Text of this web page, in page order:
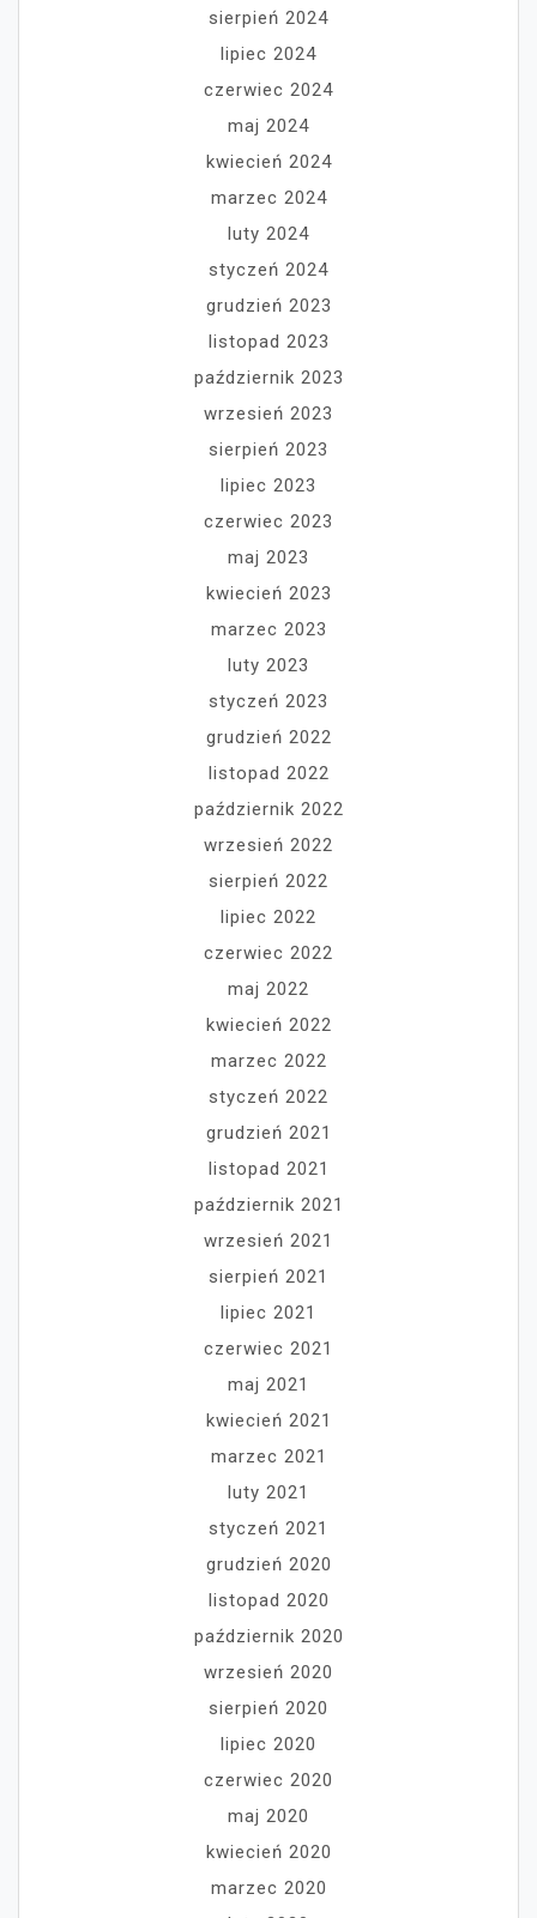
sierpień 2024
lipiec 2024
czerwiec 2024
maj 2024
kwiecień 2024
marzec 2024
luty 2024
styczeń 2024
grudzień 2023
listopad 2023
październik 2023
wrzesień 2023
sierpień 2023
lipiec 2023
czerwiec 2023
maj 2023
kwiecień 2023
marzec 2023
luty 2023
styczeń 2023
grudzień 2022
listopad 2022
październik 2022
wrzesień 2022
sierpień 2022
lipiec 2022
czerwiec 2022
maj 2022
kwiecień 2022
marzec 2022
styczeń 2022
grudzień 2021
listopad 2021
październik 2021
wrzesień 2021
sierpień 2021
lipiec 2021
czerwiec 2021
maj 2021
kwiecień 2021
marzec 2021
luty 2021
styczeń 2021
grudzień 2020
listopad 2020
październik 2020
wrzesień 2020
sierpień 2020
lipiec 2020
czerwiec 2020
maj 2020
kwiecień 2020
marzec 2020